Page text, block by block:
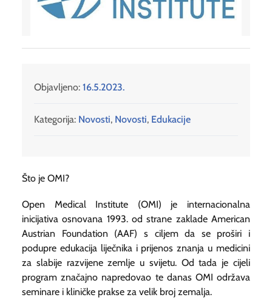
Objavljeno: 16.5.2023.
Kategorija: Novosti, Novosti, Edukacije
Što je OMI?
Open Medical Institute (OMI) je internacionalna
inicijativa osnovana 1993. od strane zaklade American
Austrian Foundation (AAF) s ciljem da se proširi i
podupre edukacija liječnika i prijenos znanja u medicini
za slabije razvijene zemlje u svijetu. Od tada je cijeli
program značajno napredovao te danas OMI održava
seminare i kliničke prakse za velik broj zemalja.